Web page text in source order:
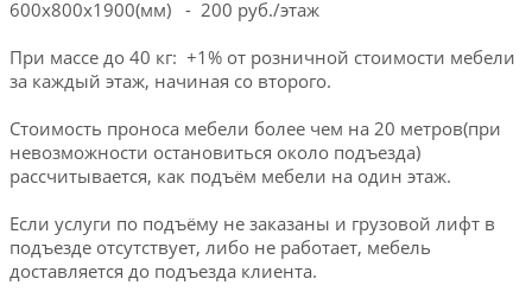
600х800х1900(мм) - 200 руб./этаж
При массе до 40 кг: +1% от розничной стоимости мебели
за каждый этаж, начиная со второго.
Стоимость проноса мебели более чем на 20 метров(при
невозможности остановиться около подъезда)
рассчитывается, как подъём мебели на один этаж.
Если услуги по подъёму не заказаны и грузовой лифт в
подъезде отсутствует, либо не работает, мебель
доставляется до подъезда клиента.